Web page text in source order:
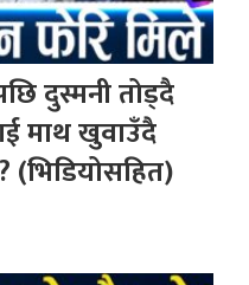
दुस्मनी तोड्दै
माथ खुवाउँदै
(भिडियोसहित)